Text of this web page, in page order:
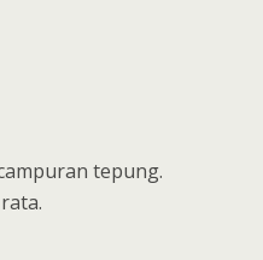
tepung.